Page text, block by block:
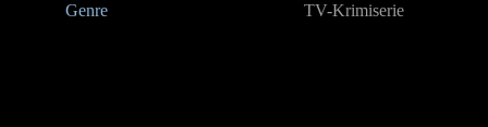
Genre
TV-Krimiserie